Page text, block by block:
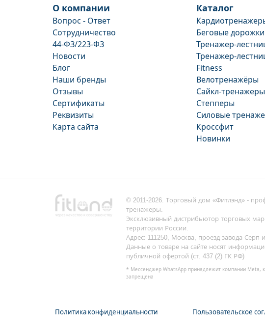
О компании
Вопрос - Ответ
Сотрудничество
44-ФЗ/223-ФЗ
Новости
Блог
Наши бренды
Отзывы
Сертификаты
Реквизиты
Карта сайта
Каталог
Беговые дорожки
Тренажер-
Тренажер-
Fitness
Велотренажёры
Сайкл-тренажеры
Степперы
Силовые
Кроссфит
Новинки
© 2011-2026. Торговый дом «Фитлэнд» -
тренажеры.
Эксклюзивный дистрибьютор торговых
территории России.
Адрес: 111250, Москва, проезд завода
Данные о товаре на сайте носят
публичной офертой (ст. 437 (2) ГК РФ)
* Мессенджер WhatsApp принадлежит компании Meta,
запрещена
Политика конфиденциальности Пользовательское